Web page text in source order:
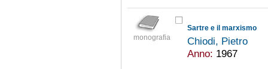
monografia
Sartre e il marxismo
Chiodi, Pietro
Anno: 1967